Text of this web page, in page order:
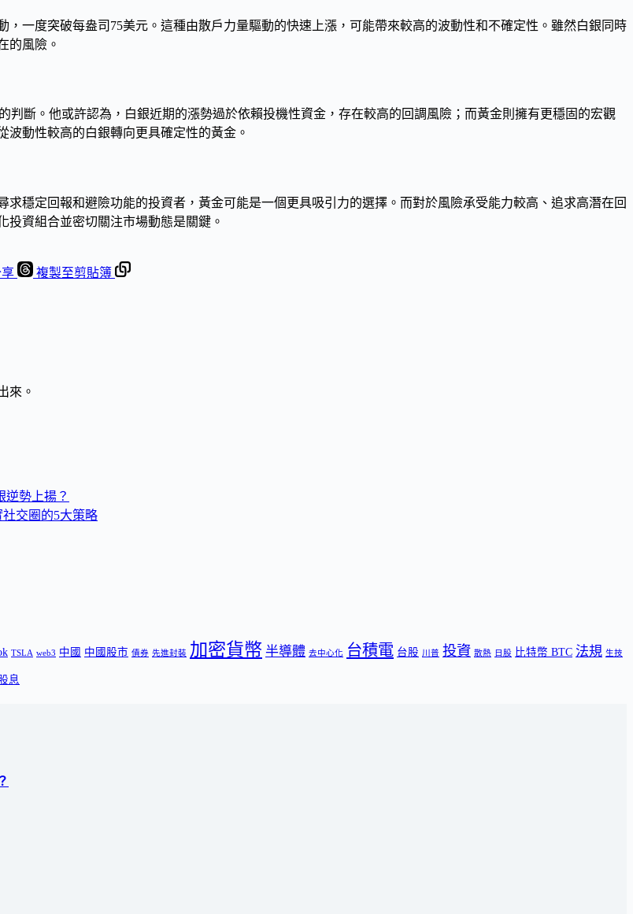
一度突破每盎司75美元。這種由散戶力量驅動的快速上漲，可能帶來較高的波動性和不確定性。雖然白銀同時
的風險。
判斷。他或許認為，白銀近期的漲勢過於依賴投機性資金，存在較高的回調風險；而黃金則擁有更穩固的宏觀
動性較高的白銀轉向更具確定性的黃金。
穩定回報和避險功能的投資者，黃金可能是一個更具吸引力的選擇。而對於風險承受能力較高、追求高潛在回
資組合並密切關注市場動態是關鍵。
享 複製至剪貼簿
來。
逆勢上揚？
交圈的5大策略
TSLA web3 中國 中國股市 債券 先進封裝 加密貨幣 半導體 去中心化 台積電 台股 川普 投資 散熱 日股 比特幣 BTC 法規 生技
息